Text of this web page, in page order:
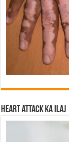
Heart attack ka ilaj